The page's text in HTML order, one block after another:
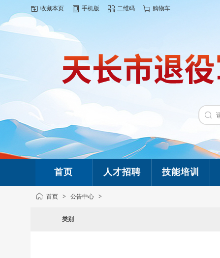
收藏本页 手机版 二维码 购物车
首页 人才招聘 技能培训
首页 > 公告中心 >
类别